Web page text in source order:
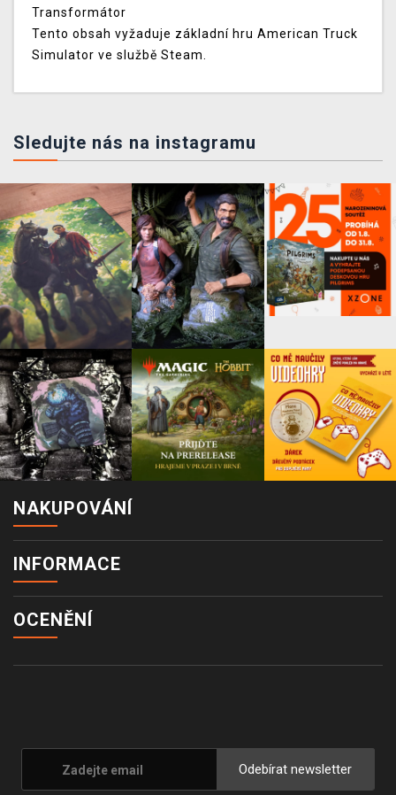
Transformátor
Tento obsah vyžaduje základní hru American Truck
Simulator ve službě Steam.
Sledujte nás na instagramu
NAKUPOVÁNÍ
INFORMACE
OCENĚNÍ
Odebírat newsletter